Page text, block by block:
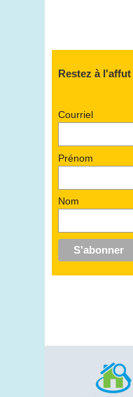
Restez à
Courriel
Prénom
Nom